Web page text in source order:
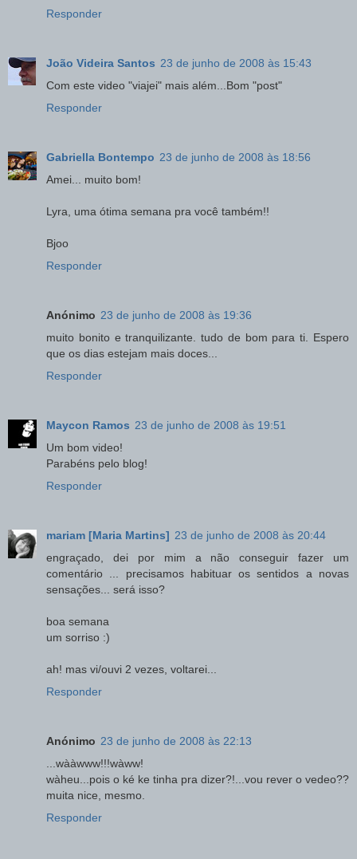
Responder
João Videira Santos 23 de junho de 2008 às 15:43
Com este video "viajei" mais além...Bom "post"
Responder
Gabriella Bontempo 23 de junho de 2008 às 18:56
Amei... muito bom!
Lyra, uma ótima semana pra você também!!
Bjoo
Responder
Anónimo 23 de junho de 2008 às 19:36
muito bonito e tranquilizante. tudo de bom para ti. Espero
que os dias estejam mais doces...
Responder
Maycon Ramos 23 de junho de 2008 às 19:51
Um bom video!
Parabéns pelo blog!
Responder
mariam [Maria Martins] 23 de junho de 2008 às 20:44
engraçado, dei por mim a não conseguir fazer um
comentário ... precisamos habituar os sentidos a novas
sensações... será isso?
boa semana
um sorriso :)
ah! mas vi/ouvi 2 vezes, voltarei...
Responder
Anónimo 23 de junho de 2008 às 22:13
...wààwww!!!wàww!
wàheu...pois o ké ke tinha pra dizer?!...vou rever o vedeo??
muita nice, mesmo.
Responder